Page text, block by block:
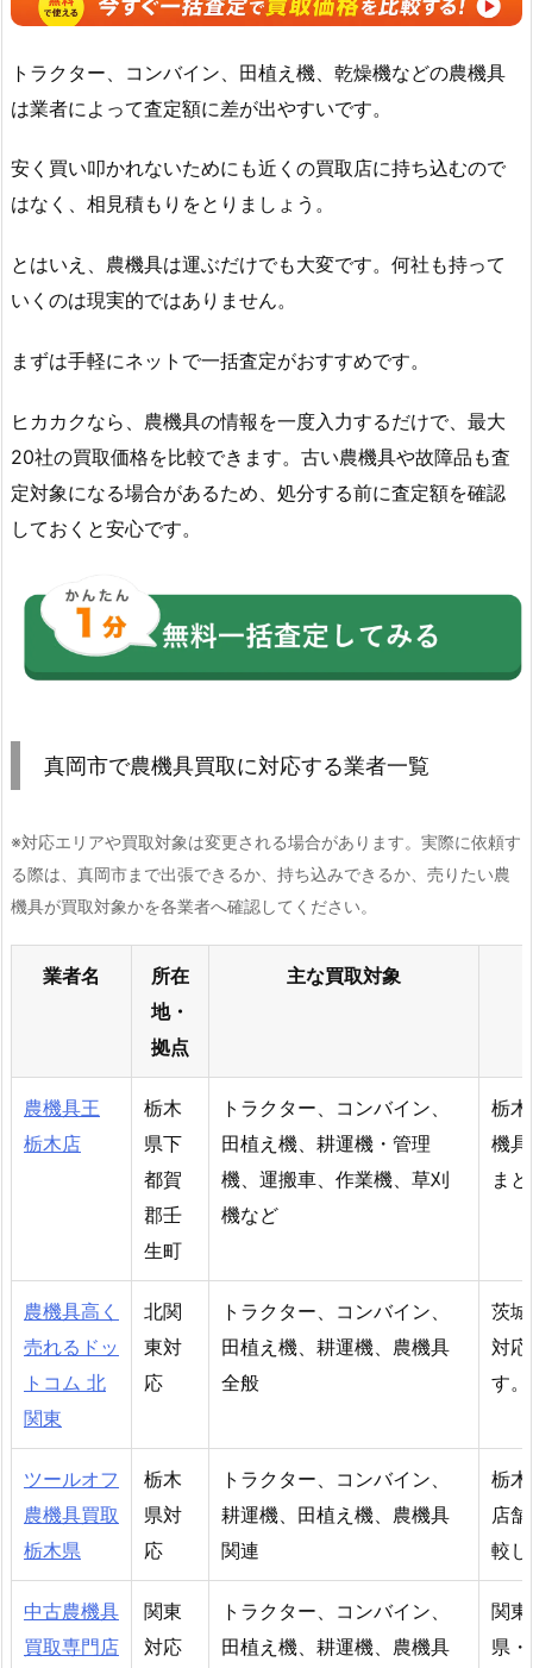
トラクター、コンバイン、田植え機、乾燥機などの農機具
は業者によって査定額に差が出やすいです。
安く買い叩かれないためにも近くの買取店に持ち込むので
はなく、相見積もりをとりましょう。
とはいえ、農機具は運ぶだけでも大変です。何社も持って
いくのは現実的ではありません。
まずは手軽にネットで一括査定がおすすめです。
ヒカカクなら、農機具の情報を一度入力するだけで、最大
20社の買取価格を比較できます。古い農機具や故障品も査
定対象になる場合があるため、処分する前に査定額を確認
しておくと安心です。
真岡市で農機具買取に対応する業者一覧
※対応エリアや買取対象は変更される場合があります。実際に依頼す
る際は、真岡市まで出張できるか、持ち込みできるか、売りたい農
機具が買取対象かを各業者へ確認してください。
業者名
所在
地・
拠点
主な買取対象
農機具王
栃木店
栃木
県下
都賀
郡壬
生町
トラクター、コンバイン、
田植え機、耕運機・管理
機、運搬車、作業機、草刈
機など
栃
機
ま
農機具高く
売れるドッ
トコム 北
関東
北関
東対
応
トラクター、コンバイン、
田植え機、耕運機、農機具
全般
茨
対
す
ツールオフ
農機具買取
栃木県
栃木
県対
応
トラクター、コンバイン、
耕運機、田植え機、農機具
関連
栃
店
較
中古農機具
買取専門店
関東
対応
トラクター、コンバイン、
田植え機、耕運機、農機具
関
県